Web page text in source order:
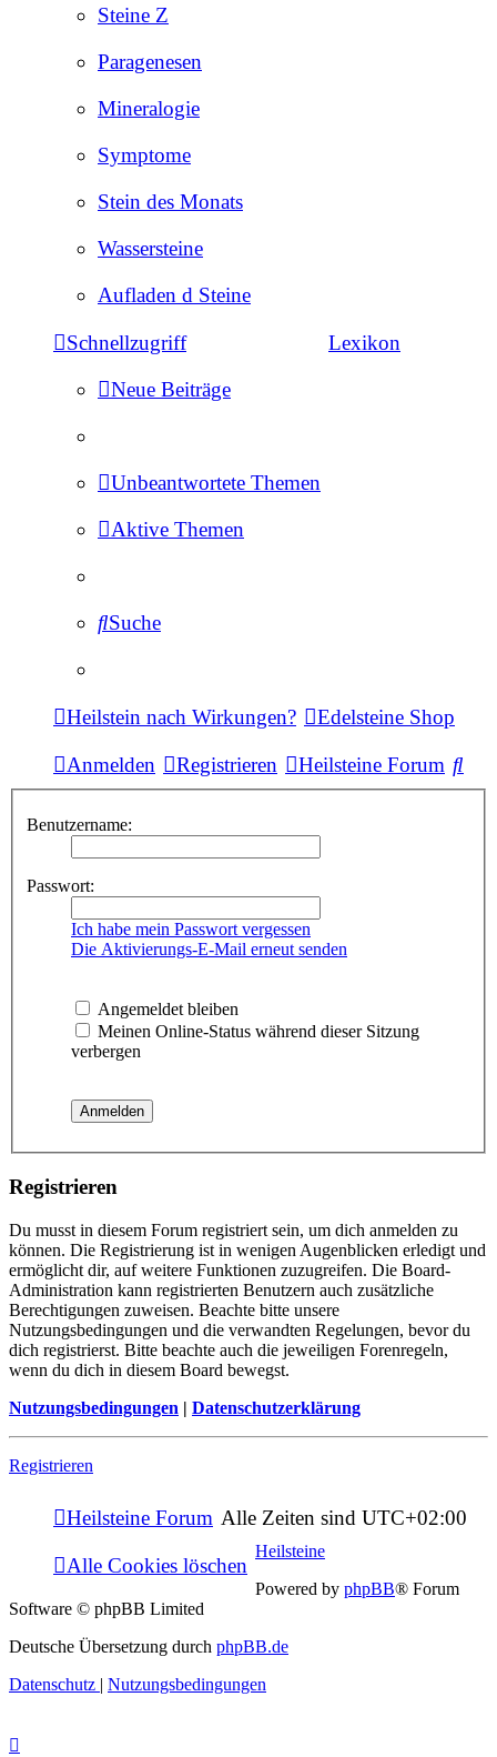
Steine Z
Paragenesen
Mineralogie
Symptome
Stein des Monats
Wassersteine
Aufladen d Steine
Schnellzugriff
Neue Beiträge
Unbeantwortete Themen
Aktive Themen
Suche
Lexikon
Heilstein nach Wirkungen? Edelsteine Shop
Anmelden Registrieren Heilsteine Forum
Benutzername:
Passwort:
Ich habe mein Passwort vergessen
Die Aktivierungs-E-Mail erneut senden
Angemeldet bleiben
Meinen Online-Status während dieser Sitzung
verbergen
Registrieren
Du musst in diesem Forum registriert sein, um dich anmelden zu
können. Die Registrierung ist in wenigen Augenblicken erledigt und
ermöglicht dir, auf weitere Funktionen zuzugreifen. Die Board-
Administration kann registrierten Benutzern auch zusätzliche
Berechtigungen zuweisen. Beachte bitte unsere
Nutzungsbedingungen und die verwandten Regelungen, bevor du
dich registrierst. Bitte beachte auch die jeweiligen Forenregeln,
wenn du dich in diesem Board bewegst.
Nutzungsbedingungen | Datenschutzerklärung
Registrieren
Heilsteine Forum Alle Zeiten sind UTC+02:00
Alle Cookies löschen
Heilsteine
Powered by phpBB® Forum
Software © phpBB Limited
Deutsche Übersetzung durch phpBB.de
Datenschutz | Nutzungsbedingungen